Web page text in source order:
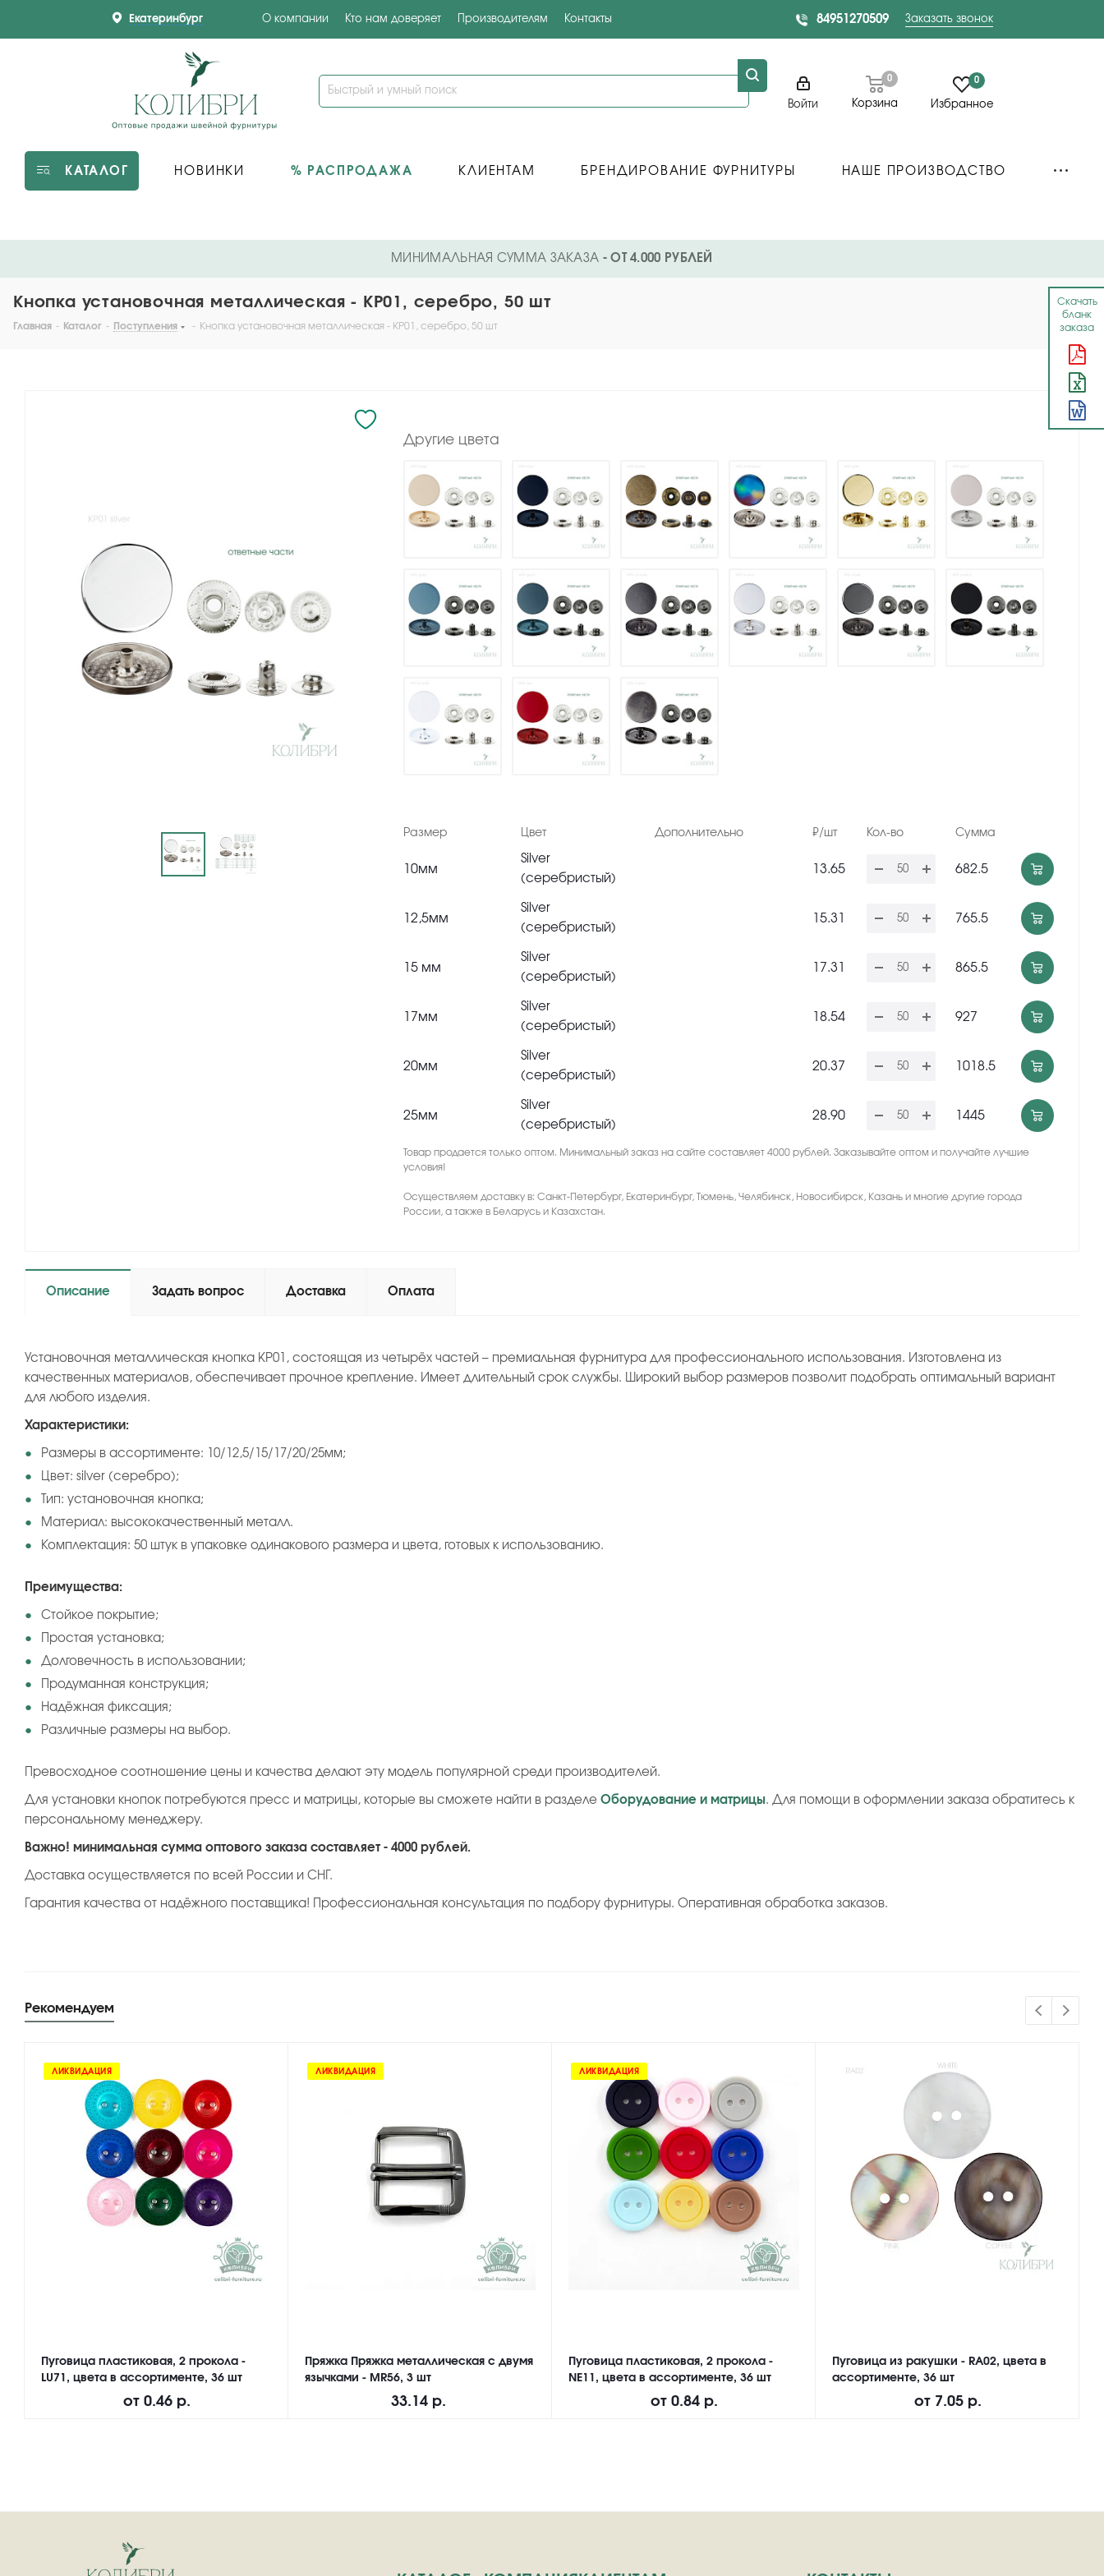
Скачать
бланк
заказа
Екатеринбург О компании Кто нам доверяет Производителям Контакты 84951270509 Заказать звонок
Войти Корзина
0 0
Избранное
КАТАЛОГ НОВИНКИ % РАСПРОДАЖА КЛИЕНТАМ БРЕНДИРОВАНИЕ ФУРНИТУРЫ НАШЕ ПРОИЗВОДСТВО
МИНИМАЛЬНАЯ СУММА ЗАКАЗА - ОТ 4.000 РУБЛЕЙ
Кнопка установочная металлическая - KP01, серебро, 50 шт
Главная - Каталог - Поступления - Кнопка установочная металлическая - KP01, серебро, 50 шт
Другие цвета
Размер Цвет Дополнительно ₽/шт Кол-во Сумма
10мм
Silver
(серебристый)
13.65 682.5
12,5мм
Silver
(серебристый)
15.31 765.5
15 мм
Silver
(серебристый)
17.31 865.5
17мм
Silver
(серебристый)
18.54 927
20мм
Silver
(серебристый)
20.37 1018.5
25мм
Silver
(серебристый)
28.90 1445
Товар продается только оптом. Минимальный заказ на сайте составляет 4000 рублей. Заказывайте оптом и получайте лучшие
условия!
Осуществляем доставку в: Санкт-Петербург, Екатеринбург, Тюмень, Челябинск, Новосибирск, Казань и многие другие города
России, а также в Беларусь и Казахстан.
Описание Задать вопрос Доставка Оплата
Установочная металлическая кнопка KP01, состоящая из четырёх частей – премиальная фурнитура для профессионального использования. Изготовлена из
качественных материалов, обеспечивает прочное крепление. Имеет длительный срок службы. Широкий выбор размеров позволит подобрать оптимальный вариант
для любого изделия.
Характеристики:
Размеры в ассортименте: 10/12,5/15/17/20/25мм;
Цвет: silver (серебро);
Тип: установочная кнопка;
Материал: высококачественный металл.
Комплектация: 50 штук в упаковке одинакового размера и цвета, готовых к использованию.
Преимущества:
Стойкое покрытие;
Простая установка;
Долговечность в использовании;
Продуманная конструкция;
Надёжная фиксация;
Различные размеры на выбор.
Превосходное соотношение цены и качества делают эту модель популярной среди производителей.
Для установки кнопок потребуются пресс и матрицы, которые вы сможете найти в разделе Оборудование и матрицы. Для помощи в оформлении заказа обратитесь к
персональному менеджеру.
Важно! минимальная сумма оптового заказа составляет - 4000 рублей.
Доставка осуществляется по всей России и СНГ.
Гарантия качества от надёжного поставщика! Профессиональная консультация по подбору фурнитуры. Оперативная обработка заказов.
Рекомендуем
ЛИКВИДАЦИЯ
Пуговица пластиковая, 2 прокола -
LU71, цвета в ассортименте, 36 шт
от 0.46 р.
ЛИКВИДАЦИЯ
Пряжка Пряжка металлическая с двумя
язычками - MR56, 3 шт
33.14 р.
ЛИКВИДАЦИЯ
Пуговица пластиковая, 2 прокола -
NE11, цвета в ассортименте, 36 шт
от 0.84 р.
Пуговица из ракушки - RA02, цвета в
ассортименте, 36 шт
от 7.05 р.